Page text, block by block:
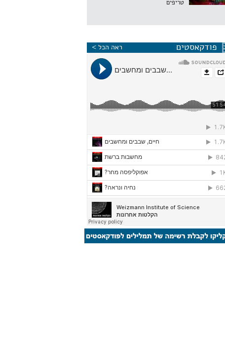
טריפים
פודקאסטים ראה הכל >